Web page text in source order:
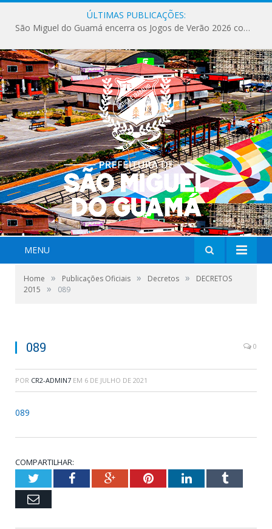
ÚLTIMAS PUBLICAÇÕES:
São Miguel do Guamá encerra os Jogos de Verão 2026 com sucesso de público e competições.
MENU
Home » Publicações Oficiais » Decretos »
DECRETOS
2015
» 089
089 0
POR CR2-ADMIN7 EM 6 DE JULHO DE 2021
089
COMPARTILHAR:
TwitterFacebookGoogle+PinterestLinkedInTumblr
Email